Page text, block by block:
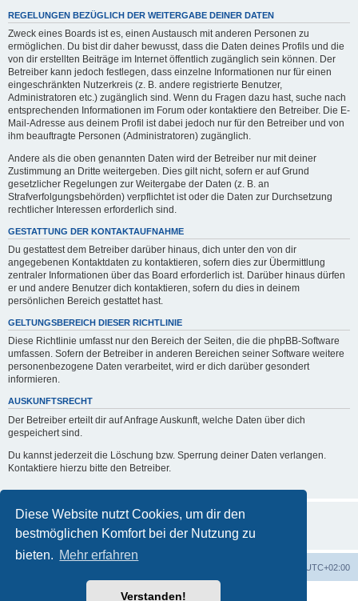
Diese Website nutzt Cookies, um dir den
bestmöglichen Komfort bei der Nutzung zu
bieten. Mehr erfahren
Verstanden!
REGELUNGEN BEZÜGLICH DER WEITERGABE DEINER DATEN
Zweck eines Boards ist es, einen Austausch mit anderen Personen zu
ermöglichen. Du bist dir daher bewusst, dass die Daten deines Profils und die
von dir erstellten Beiträge im Internet öffentlich zugänglich sein können. Der
Betreiber kann jedoch festlegen, dass einzelne Informationen nur für einen
eingeschränkten Nutzerkreis (z. B. andere registrierte Benutzer,
Administratoren etc.) zugänglich sind. Wenn du Fragen dazu hast, suche nach
entsprechenden Informationen im Forum oder kontaktiere den Betreiber. Die E-
Mail-Adresse aus deinem Profil ist dabei jedoch nur für den Betreiber und von
ihm beauftragte Personen (Administratoren) zugänglich.
Andere als die oben genannten Daten wird der Betreiber nur mit deiner
Zustimmung an Dritte weitergeben. Dies gilt nicht, sofern er auf Grund
gesetzlicher Regelungen zur Weitergabe der Daten (z. B. an
Strafverfolgungsbehörden) verpflichtet ist oder die Daten zur Durchsetzung
rechtlicher Interessen erforderlich sind.
GESTATTUNG DER KONTAKTAUFNAHME
Du gestattest dem Betreiber darüber hinaus, dich unter den von dir
angegebenen Kontaktdaten zu kontaktieren, sofern dies zur Übermittlung
zentraler Informationen über das Board erforderlich ist. Darüber hinaus dürfen
er und andere Benutzer dich kontaktieren, sofern du dies in deinem
persönlichen Bereich gestattet hast.
GELTUNGSBEREICH DIESER RICHTLINIE
Diese Richtlinie umfasst nur den Bereich der Seiten, die die phpBB-Software
umfassen. Sofern der Betreiber in anderen Bereichen seiner Software weitere
personenbezogene Daten verarbeitet, wird er dich darüber gesondert
informieren.
AUSKUNFTSRECHT
Der Betreiber erteilt dir auf Anfrage Auskunft, welche Daten über dich
gespeichert sind.
Du kannst jederzeit die Löschung bzw. Sperrung deiner Daten verlangen.
Kontaktiere hierzu bitte den Betreiber.
UTC+02:00
Powered byphpBB® Forum Software © phpBB Limited